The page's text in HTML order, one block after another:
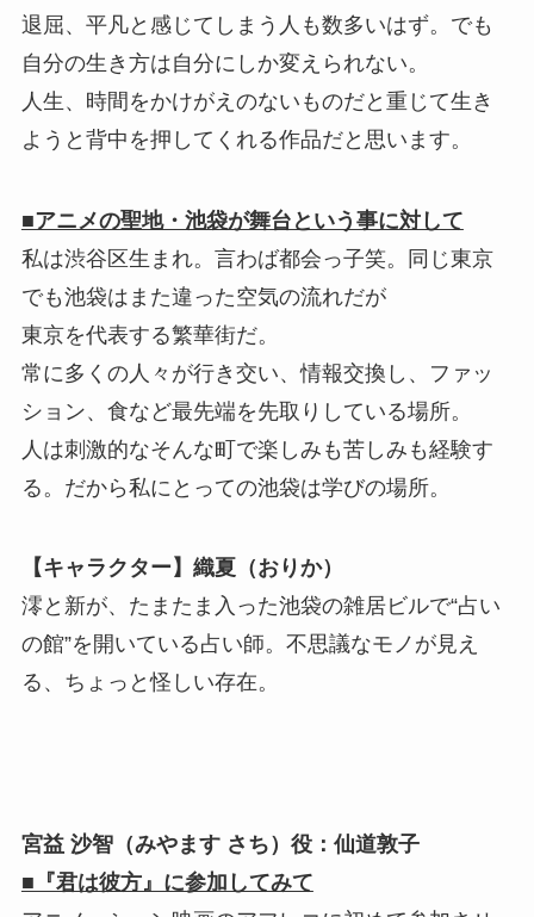
退屈、平凡と感じてしまう人も数多いはず。でも
自分の生き方は自分にしか変えられない。
人生、時間をかけがえのないものだと重じて生き
ようと背中を押してくれる作品だと思います。
■アニメの聖地・池袋が舞台という事に対して
私は渋谷区生まれ。言わば都会っ子笑。同じ東京
でも池袋はまた違った空気の流れだが
東京を代表する繁華街だ。
常に多くの人々が行き交い、情報交換し、ファッ
ション、食など最先端を先取りしている場所。
人は刺激的なそんな町で楽しみも苦しみも経験す
る。だから私にとっての池袋は学びの場所。
【キャラクター】織夏（おりか）
澪と新が、たまたま入った池袋の雑居ビルで“占い
の館”を開いている占い師。不思議なモノが見え
る、ちょっと怪しい存在。
宮益 沙智（みやます さち）役：仙道敦子
■『君は彼方』に参加してみて